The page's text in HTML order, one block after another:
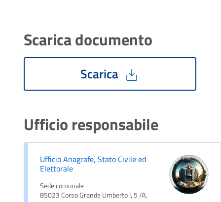
Scarica documento
Scarica
Ufficio responsabile
Ufficio Anagrafe, Stato Civile ed
Elettorale
Sede comunale
85023 Corso Grande Umberto I, 5 /A,